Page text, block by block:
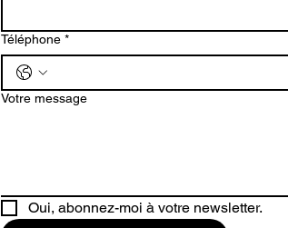
Téléphone *
Votre message
Oui, abonnez-moi à votre newsletter.